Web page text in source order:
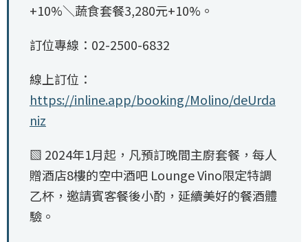
+10%＼蔬食套餐3,280元+10%。
訂位專線：02-2500-6832
線上訂位：
https://inline.app/booking/Molino/deUrda
niz
▧ 2024年1月起，凡預訂晚間主廚套餐，每人
贈酒店8樓的空中酒吧 Lounge Vino限定特調
乙杯，邀請賓客餐後小酌，延續美好的餐酒體
驗。